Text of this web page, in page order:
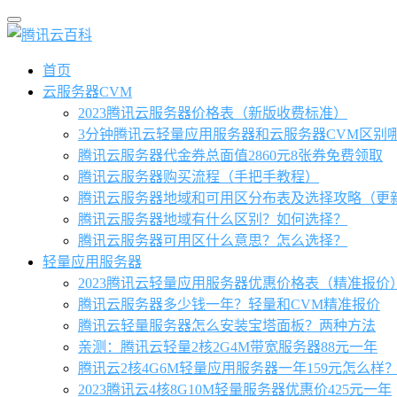
首页
云服务器CVM
2023腾讯云服务器价格表（新版收费标准）
3分钟腾讯云轻量应用服务器和云服务器CVM区别
腾讯云服务器代金券总面值2860元8张券免费领取
腾讯云服务器购买流程（手把手教程）
腾讯云服务器地域和可用区分布表及选择攻略（更
腾讯云服务器地域有什么区别？如何选择？
腾讯云服务器可用区什么意思？怎么选择？
轻量应用服务器
2023腾讯云轻量应用服务器优惠价格表（精准报价）
腾讯云服务器多少钱一年？轻量和CVM精准报价
腾讯云轻量服务器怎么安装宝塔面板？两种方法
亲测：腾讯云轻量2核2G4M带宽服务器88元一年
腾讯云2核4G6M轻量应用服务器一年159元怎么样？
2023腾讯云4核8G10M轻量服务器优惠价425元一年